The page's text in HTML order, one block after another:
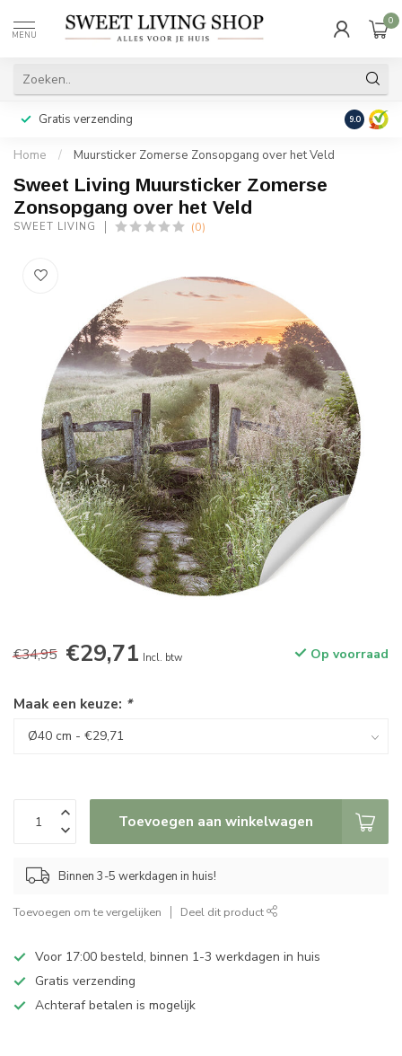
MENU
0
Gratis verzending Achteraf
9.0
Home / Muursticker Zomerse Zonsopgang over het Veld
Sweet Living Muursticker Zomerse
Zonsopgang over het Veld
SWEET LIVING (0)
€34,95 €29,71 Incl. btw Op voorraad
Maak een keuze: *
Toevoegen aan winkelwagen
Binnen 3-5 werkdagen in huis!
Toevoegen om te vergelijken Deel dit product
Voor 17:00 besteld, binnen 1-3 werkdagen in huis
Gratis verzending
Achteraf betalen is mogelijk